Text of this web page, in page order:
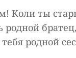
Коли ты
родной